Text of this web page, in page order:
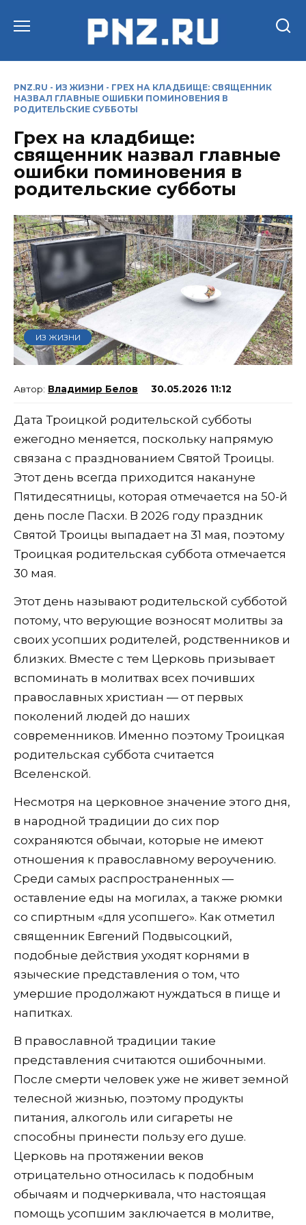
PNZ.RU - ИЗ ЖИЗНИ - ГРЕХ НА КЛАДБИЩЕ: СВЯЩЕННИК
НАЗВАЛ ГЛАВНЫЕ ОШИБКИ ПОМИНОВЕНИЯ В
РОДИТЕЛЬСКИЕ СУББОТЫ
Грех на кладбище:
священник назвал главные
ошибки поминовения в
родительские субботы
ИЗ ЖИЗНИ
Владимир Белов 30.05.2026 11:12
Дата Троицкой родительской субботы
ежегодно меняется, поскольку напрямую
связана с празднованием Святой Троицы.
Этот день всегда приходится накануне
Пятидесятницы, которая отмечается на 50-й
день после Пасхи. В 2026 году праздник
Святой Троицы выпадает на 31 мая, поэтому
Троицкая родительская суббота отмечается
30 мая.
Этот день называют родительской субботой
потому, что верующие возносят молитвы за
своих усопших родителей, родственников и
близких. Вместе с тем Церковь призывает
вспоминать в молитвах всех почивших
православных христиан — от первых
поколений людей до наших
современников. Именно поэтому Троицкая
родительская суббота считается
Вселенской.
Несмотря на церковное значение этого дня,
в народной традиции до сих пор
сохраняются обычаи, которые не имеют
отношения к православному вероучению.
Среди самых распространенных —
оставление еды на могилах, а также рюмки
со спиртным «для усопшего». Как отметил
священник Евгений Подвысоцкий,
подобные действия уходят корнями в
языческие представления о том, что
умершие продолжают нуждаться в пище и
напитках.
В православной традиции такие
представления считаются ошибочными.
После смерти человек уже не живет земной
телесной жизнью, поэтому продукты
питания, алкоголь или сигареты не
способны принести пользу его душе.
Церковь на протяжении веков
отрицательно относилась к подобным
обычаям и подчеркивала, что настоящая
помощь усопшим заключается в молитве,